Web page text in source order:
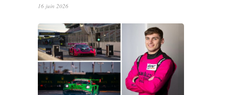
16 juin 2026